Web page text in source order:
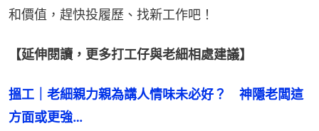
和價值，趕快投履歷、找新工作吧！
【延伸閱讀，更多打工仔與老細相處建議】
搵工｜老細親力親為講人情味未必好？　神隱老闆這
方面或更強…